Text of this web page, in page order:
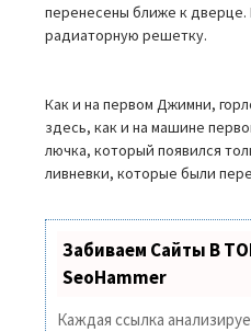
перенесены ближе к
радиаторную решетку.
Как и на первом Джимни,
здесь, как и на машине
лючка, который появился
ливневки, которые были
Забиваем Сайты В
SeoHammer
Каждая ссылка